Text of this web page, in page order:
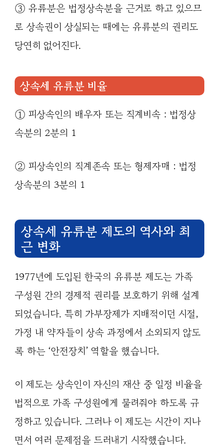
③ 유류분은 법정상속분을 근거로 하고 있으므
로 상속권이 상실되는 때에는 유류분의 권리도
당연히 없어진다.
상속세 유류분 비율
① 피상속인의 배우자 또는 직계비속 : 법정상
속분의 2분의 1
② 피상속인의 직계존속 또는 형제자매 : 법정
상속분의 3분의 1
상속세 유류분 제도의 역사와 최
근 변화
1977년에 도입된 한국의 유류분 제도는 가족
구성원 간의 경제적 권리를 보호하기 위해 설계
되었습니다. 특히 가부장제가 지배적이던 시절,
가정 내 약자들이 상속 과정에서 소외되지 않도
록 하는 ‘안전장치’ 역할을 했습니다.
이 제도는 상속인이 자신의 재산 중 일정 비율을
법적으로 가족 구성원에게 물려줘야 하도록 규
정하고 있습니다. 그러나 이 제도는 시간이 지나
면서 여러 문제점을 드러내기 시작했습니다.